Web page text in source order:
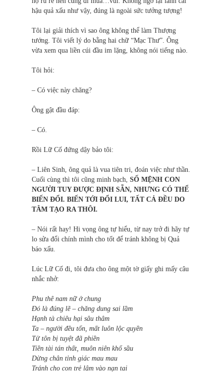
hậu quả xấu như vậy, đúng là ngoài sức tưởng tượng!
Tôi lại giải thích vì sao ông không thể làm Thượng
tướng. Tôi viết lý do bằng hai chữ “Mạc Thư”. Ông
vừa xem qua liền cúi đầu im lặng, không nói tiếng nào.
Tôi hỏi:
– Có việc này chăng?
Ông gật đầu đáp:
– Có.
Rồi Lữ Cố đứng dậy bảo tôi:
– Liên Sinh, ông quả là vua tiên tri, đoán việc như thần.
Cuối cùng thì tôi cũng minh bạch, SỐ MỆNH CON
NGƯỜI TUY ĐƯỢC ĐỊNH SẴN, NHƯNG CÓ THỂ
BIẾN ĐỔI. BIẾN TỚI ĐỔI LUI, TẤT CẢ ĐỀU DO
TÂM TẠO RA THÔI.
– Nói rất hay! Hi vọng ông tự hiểu, từ nay trở đi hãy tự
lo sửa đổi chính mình cho tốt để tránh không bị Quả
báo xấu.
Lúc Lữ Cố đi, tôi đưa cho ông một tờ giấy ghi mấy câu
nhắc nhở:
Phu thê nam nữ ở chung
Đó là đúng lẽ – chăng dung sai lầm
Hạnh tà chiêu hại sâu thâm
Ta – người đều tổn, mất luôn lộc quyền
Tử tôn bị tuyệt đã phiền
Tiền tài tán thất, muôn niên khổ sầu
Dừng chân tỉnh giác mau mau
Tránh cho con trẻ lâm vào nạn tai